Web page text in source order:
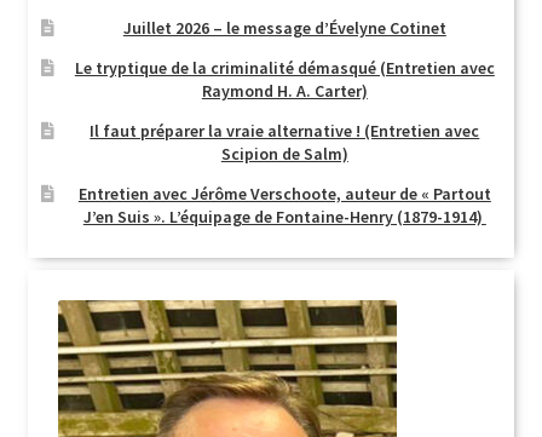
Juillet 2026 – le message d’Évelyne Cotinet
Le tryptique de la criminalité démasqué (Entretien avec
Raymond H. A. Carter)
Il faut préparer la vraie alternative ! (Entretien avec
Scipion de Salm)
Entretien avec Jérôme Verschoote, auteur de « Partout
J’en Suis ». L’équipage de Fontaine-Henry (1879-1914)